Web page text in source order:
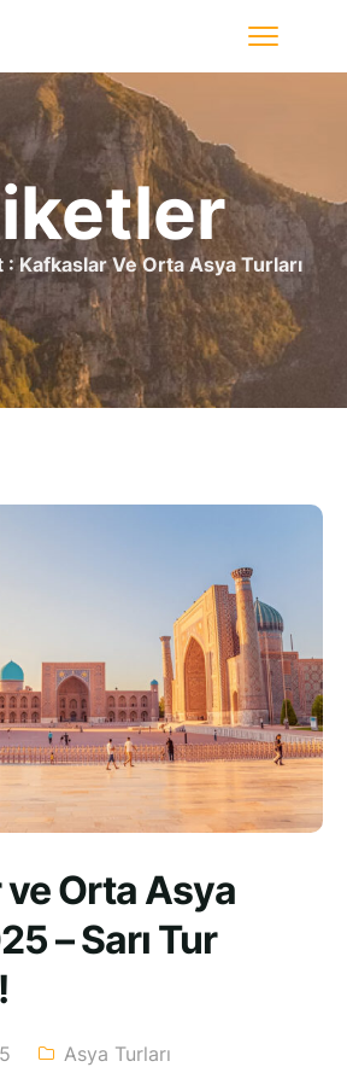
: Kafkaslar Ve Orta Asya Turları
Orta Asya
– Sarı Tur
Asya Turları